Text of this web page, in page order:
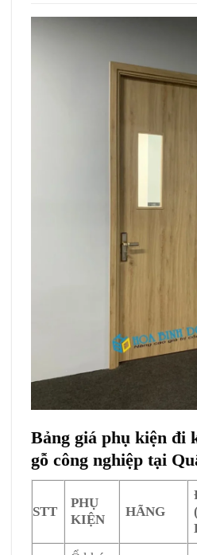
Bảng giá phụ kiện đi
gỗ công nghiệp tại
STT
PHỤ
KIỆN
HÃNG